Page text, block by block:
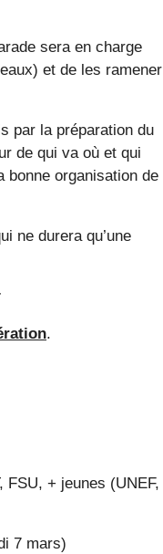
sera en charge
et de les ramener
par la préparation du
de qui va où et qui
bonne organisation de
ne durera qu’une
.
FSU, + jeunes (UNEF,
7 mars)